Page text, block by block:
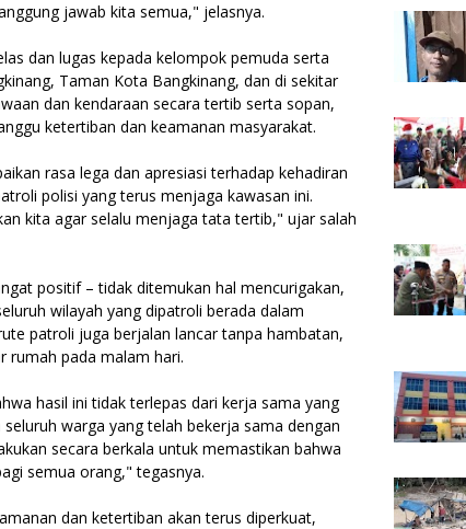
jawab kita semua," jelasnya.
dan lugas kepada kelompok pemuda serta
Taman Kota Bangkinang, dan di sekitar
dan kendaraan secara tertib serta sopan,
ketertiban dan keamanan masyarakat.
rasa lega dan apresiasi terhadap kehadiran
polisi yang terus menjaga kawasan ini.
kita agar selalu menjaga tata tertib," ujar salah
positif – tidak ditemukan hal mencurigakan,
wilayah yang dipatroli berada dalam
patroli juga berjalan lancar tanpa hambatan,
rumah pada malam hari.
hasil ini tidak terlepas dari kerja sama yang
warga yang telah bekerja sama dengan
secara berkala untuk memastikan bahwa
semua orang," tegasnya.
dan ketertiban akan terus diperkuat,